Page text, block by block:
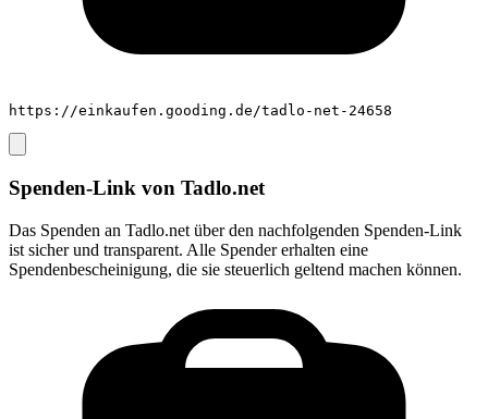
https://einkaufen.gooding.de/tadlo-net-24658
Spenden-Link von Tadlo.net
Das Spenden an Tadlo.net über den nachfolgenden Spenden-Link
ist sicher und transparent. Alle Spender erhalten eine
Spendenbescheinigung, die sie steuerlich geltend machen können.